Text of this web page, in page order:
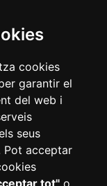
cookies
garantir el
del web i
seus
Pot acceptar
tot"o
del Castell,
de Reus